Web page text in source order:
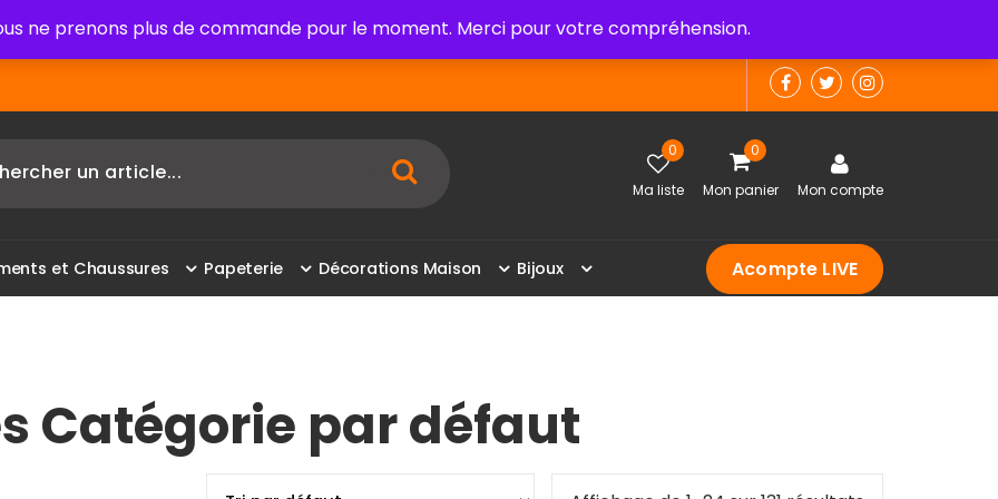
ne prenons plus de commande pour le moment. Merci pour votre compréhension.
0
Ma liste
0
Mon panier Mon compte
ents et Chaussures Papeterie Décorations Maison Bijoux Acompte LIVE
Catégorie par défaut